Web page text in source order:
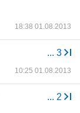
18:38 01.08.2013
... 3
10:25 01.08.2013
... 2